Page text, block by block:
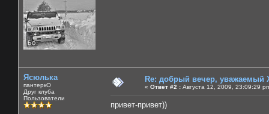
Ясюлька
пантеркО
Друг клуба
Пользователи
Re: добрый вечер, уважаемый
« Ответ #2 : Августа 12, 2009, 23:09:29
привет-привет))